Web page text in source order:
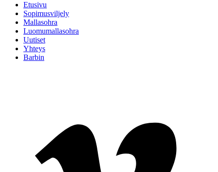
Etusivu
Sopimusviljely
Mallasohra
Luomumallasohra
Uutiset
Yhteys
Barbin